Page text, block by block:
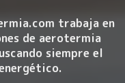
trabaja en
de aerotermia
siempre el